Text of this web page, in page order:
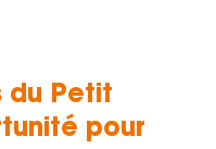
du Petit
pour